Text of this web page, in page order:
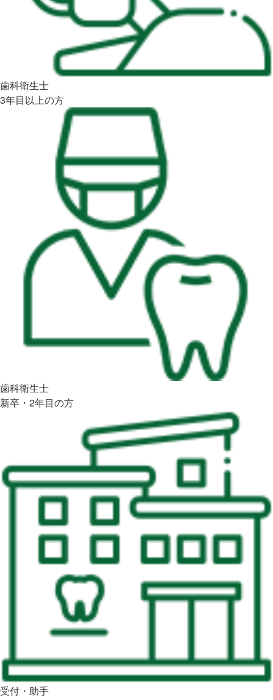
歯科衛生士
3年目以上の方
歯科衛生士
新卒・2年目の方
受付・助手